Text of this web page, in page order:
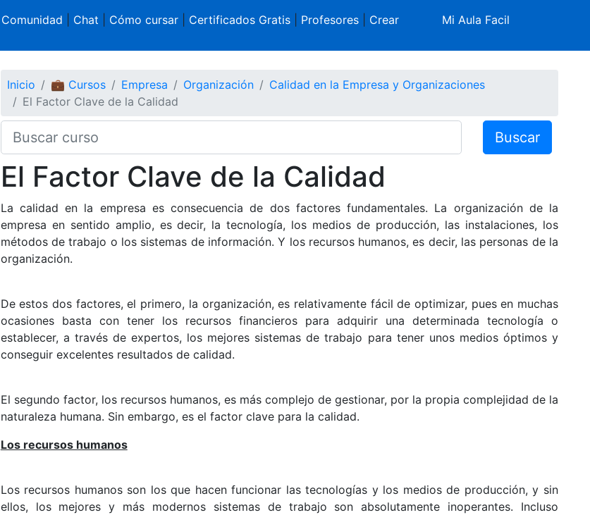
Comunidad Chat Cómo cursar| Certificados Gratis| Profesores| Crear
Mi Aula Facil
Inicio 💼 Cursos Empresa Organización
Calidad en la Empresa y Organizaciones
El Factor Clave de la Calidad
Buscar
El Factor Clave de la Calidad
La calidad en la empresa es consecuencia de dos factores fundamentales. La organización de la
empresa en sentido amplio, es decir, la tecnología, los medios de producción, las instalaciones, los
métodos de trabajo o los sistemas de información. Y los recursos humanos, es decir, las personas de la
organización.
De estos dos factores, el primero, la organización, es relativamente fácil de optimizar, pues en muchas
ocasiones basta con tener los recursos financieros para adquirir una determinada tecnología o
establecer, a través de expertos, los mejores sistemas de trabajo para tener unos medios óptimos y
conseguir excelentes resultados de calidad.
El segundo factor, los recursos humanos, es más complejo de gestionar, por la propia complejidad de la
naturaleza humana. Sin embargo, es el factor clave para la calidad.
Los recursos humanos
Los recursos humanos son los que hacen funcionar las tecnologías y los medios de producción, y sin
ellos, los mejores y más modernos sistemas de trabajo son absolutamente inoperantes. Incluso